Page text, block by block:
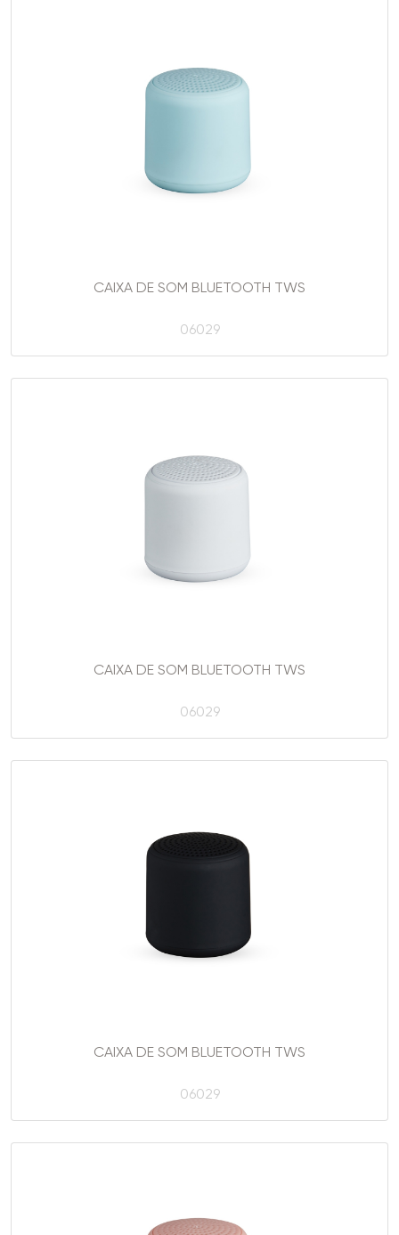
CAIXA DE SOM BLUETOOTH TWS
06029
CAIXA DE SOM BLUETOOTH TWS
06029
CAIXA DE SOM BLUETOOTH TWS
06029